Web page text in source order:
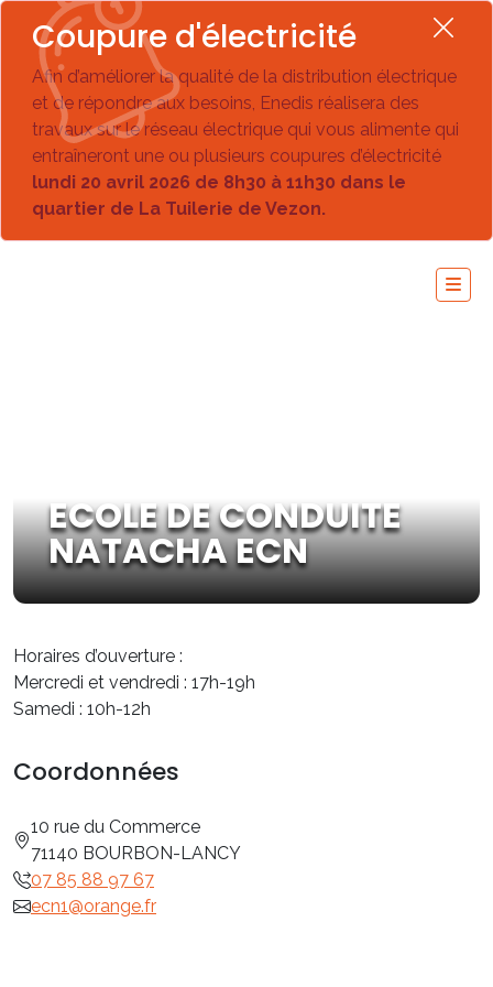
Coupure d'électricité
Afin d’améliorer la qualité de la distribution électrique
et de répondre aux besoins, Enedis réalisera des
travaux sur le réseau électrique qui vous alimente qui
entraîneront une ou plusieurs coupures d’électricité
lundi 20 avril 2026 de 8h30 à 11h30 dans le
quartier de La Tuilerie de Vezon.
ECOLE DE CONDUITE
NATACHA ECN
Horaires d’ouverture :
Mercredi et vendredi : 17h-19h
Samedi : 10h-12h
Coordonnées
10 rue du Commerce
71140 BOURBON-LANCY
07 85 88 97 67
ecn1@orange.fr